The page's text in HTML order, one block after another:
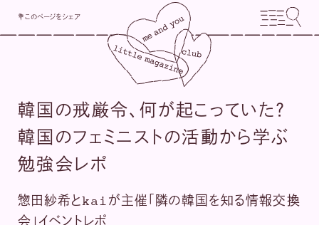
💐このページをシェア
韓国の戒厳令、何が起こっていた？
韓国のフェミニストの活動から学ぶ
勉強会レポ
惣田紗希とkaiが主催「隣の韓国を知る情報交換